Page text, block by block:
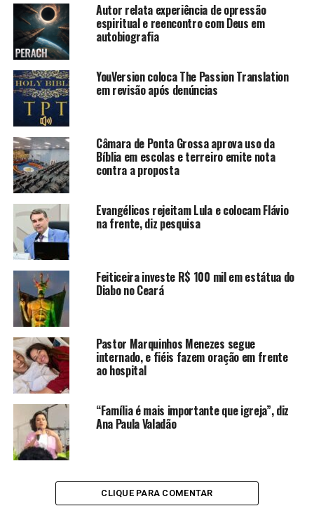
Autor relata experiência de opressão
espiritual e reencontro com Deus em
autobiografia
YouVersion coloca The Passion Translation
em revisão após denúncias
Câmara de Ponta Grossa aprova uso da
Bíblia em escolas e terreiro emite nota
contra a proposta
Evangélicos rejeitam Lula e colocam Flávio
na frente, diz pesquisa
Feiticeira investe R$ 100 mil em estátua do
Diabo no Ceará
Pastor Marquinhos Menezes segue
internado, e fiéis fazem oração em frente
ao hospital
“Família é mais importante que igreja”, diz
Ana Paula Valadão
CLIQUE PARA COMENTAR